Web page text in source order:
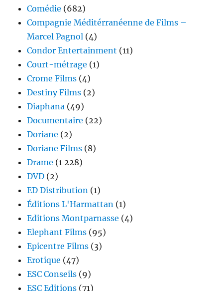
Comédie (682)
Compagnie Méditérranéenne de Films –
Marcel Pagnol (4)
Condor Entertainment (11)
Court-métrage (1)
Crome Films (4)
Destiny Films (2)
Diaphana (49)
Documentaire (22)
Doriane (2)
Doriane Films (8)
Drame (1 228)
DVD (2)
ED Distribution (1)
Éditions L'Harmattan (1)
Editions Montparnasse (4)
Elephant Films (95)
Epicentre Films (3)
Erotique (47)
ESC Conseils (9)
ESC Editions (71)